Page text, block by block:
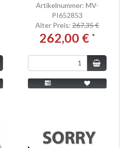
Artikelnummer: MV-
PI652853
Alter Preis: 267,35 €
262,00 € *